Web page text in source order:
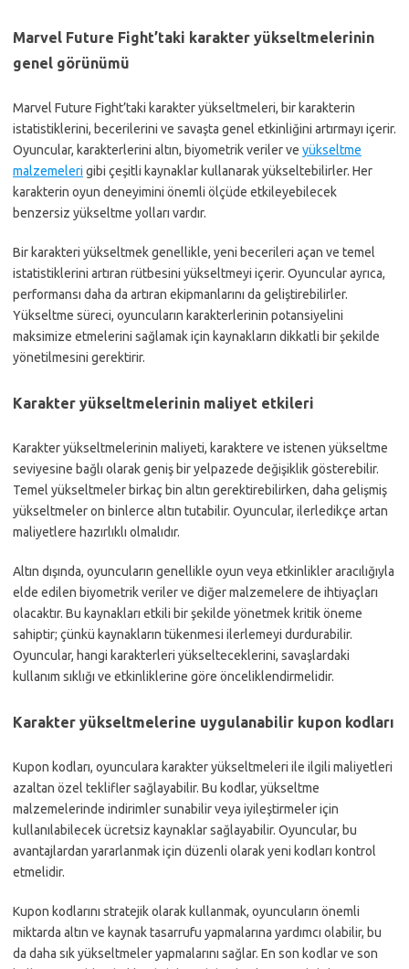
Marvel Future Fight’taki karakter yükseltmelerinin
genel görünümü
Marvel Future Fight’taki karakter yükseltmeleri, bir karakterin
istatistiklerini, becerilerini ve savaşta genel etkinliğini artırmayı içerir.
Oyuncular, karakterlerini altın, biyometrik veriler ve yükseltme
malzemeleri gibi çeşitli kaynaklar kullanarak yükseltebilirler. Her
karakterin oyun deneyimini önemli ölçüde etkileyebilecek
benzersiz yükseltme yolları vardır.
Bir karakteri yükseltmek genellikle, yeni becerileri açan ve temel
istatistiklerini artıran rütbesini yükseltmeyi içerir. Oyuncular ayrıca,
performansı daha da artıran ekipmanlarını da geliştirebilirler.
Yükseltme süreci, oyuncuların karakterlerinin potansiyelini
maksimize etmelerini sağlamak için kaynakların dikkatli bir şekilde
yönetilmesini gerektirir.
Karakter yükseltmelerinin maliyet etkileri
Karakter yükseltmelerinin maliyeti, karaktere ve istenen yükseltme
seviyesine bağlı olarak geniş bir yelpazede değişiklik gösterebilir.
Temel yükseltmeler birkaç bin altın gerektirebilirken, daha gelişmiş
yükseltmeler on binlerce altın tutabilir. Oyuncular, ilerledikçe artan
maliyetlere hazırlıklı olmalıdır.
Altın dışında, oyuncuların genellikle oyun veya etkinlikler aracılığıyla
elde edilen biyometrik veriler ve diğer malzemelere de ihtiyaçları
olacaktır. Bu kaynakları etkili bir şekilde yönetmek kritik öneme
sahiptir; çünkü kaynakların tükenmesi ilerlemeyi durdurabilir.
Oyuncular, hangi karakterleri yükselteceklerini, savaşlardaki
kullanım sıklığı ve etkinliklerine göre önceliklendirmelidir.
Karakter yükseltmelerine uygulanabilir kupon kodları
Kupon kodları, oyunculara karakter yükseltmeleri ile ilgili maliyetleri
azaltan özel teklifler sağlayabilir. Bu kodlar, yükseltme
malzemelerinde indirimler sunabilir veya iyileştirmeler için
kullanılabilecek ücretsiz kaynaklar sağlayabilir. Oyuncular, bu
avantajlardan yararlanmak için düzenli olarak yeni kodları kontrol
etmelidir.
Kupon kodlarını stratejik olarak kullanmak, oyuncuların önemli
miktarda altın ve kaynak tasarrufu yapmalarına yardımcı olabilir, bu
da daha sık yükseltmeler yapmalarını sağlar. En son kodlar ve son